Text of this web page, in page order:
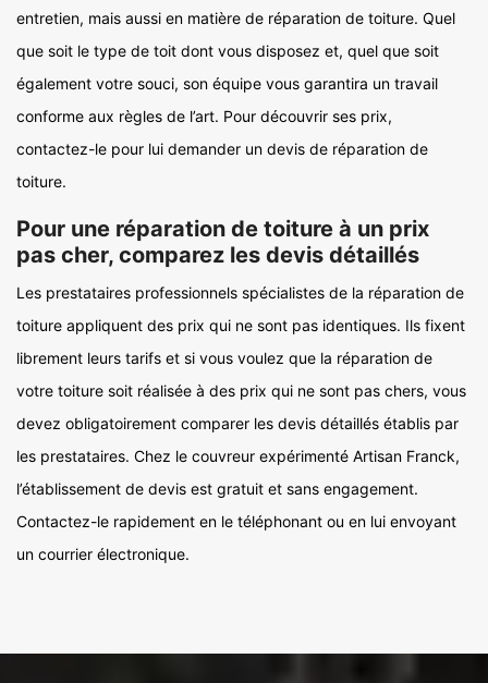
entretien, mais aussi en matière de réparation de toiture. Quel
que soit le type de toit dont vous disposez et, quel que soit
également votre souci, son équipe vous garantira un travail
conforme aux règles de l’art. Pour découvrir ses prix,
contactez-le pour lui demander un devis de réparation de
toiture.
Pour une réparation de toiture à un prix
pas cher, comparez les devis détaillés
Les prestataires professionnels spécialistes de la réparation de
toiture appliquent des prix qui ne sont pas identiques. Ils fixent
librement leurs tarifs et si vous voulez que la réparation de
votre toiture soit réalisée à des prix qui ne sont pas chers, vous
devez obligatoirement comparer les devis détaillés établis par
les prestataires. Chez le couvreur expérimenté Artisan Franck,
l’établissement de devis est gratuit et sans engagement.
Contactez-le rapidement en le téléphonant ou en lui envoyant
un courrier électronique.